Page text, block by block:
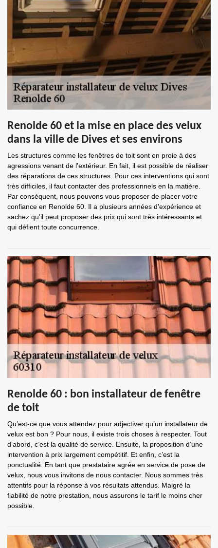
Renolde 60 et la mise en place des velux
dans la ville de Dives et ses environs
Les structures comme les fenêtres de toit sont en proie à des
agressions venant de l'extérieur. En fait, il est possible de réaliser
des réparations de ces structures. Pour ces interventions qui sont
très difficiles, il faut contacter des professionnels en la matière.
Par conséquent, nous pouvons vous proposer de placer votre
confiance en Renolde 60. Il a plusieurs années d'expérience et
sachez qu'il peut proposer des prix qui sont très intéressants et
qui défient toute concurrence.
Renolde 60 : bon installateur de fenêtre
de toit
Qu’est-ce que vous attendez pour adjectiver qu’un installateur de
velux est bon ? Pour nous, il existe trois choses à respecter. Tout
d’abord, c’est la qualité de service. Ensuite, la proposition d’une
intervention à prix largement compétitif. Et enfin, c’est la
ponctualité. En tant que prestataire agrée en service de pose de
velux, nous vous invitons de nous contacter. Nous sommes très
attentifs pour la réponse à vos résultats attendus. Malgré la
fiabilité de notre prestation, nous assurons le tarif le moins cher
possible.